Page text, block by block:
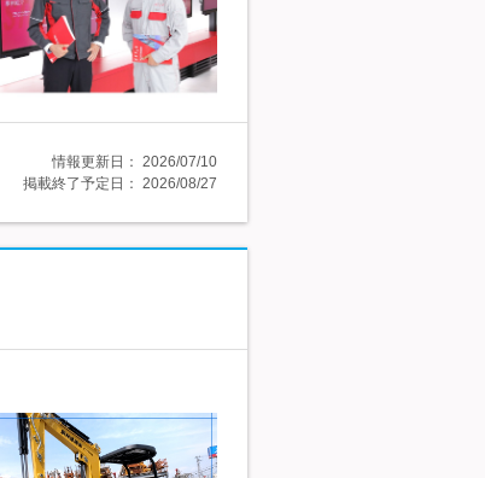
情報更新日： 2026/07/10
掲載終了予定日： 2026/08/27